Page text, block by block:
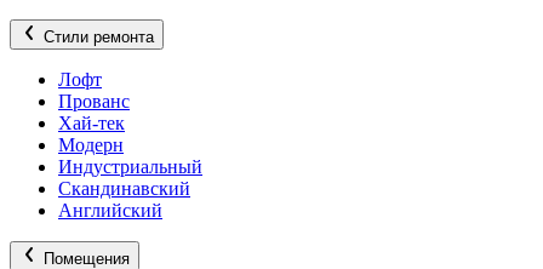
Стили ремонта
Лофт
Прованс
Хай-тек
Модерн
Индустриальный
Скандинавский
Английский
Помещения